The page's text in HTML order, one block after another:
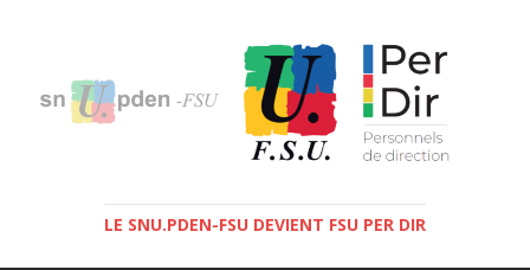
LE SNU.PDEN-FSU DEVIENT FSU PER DIR